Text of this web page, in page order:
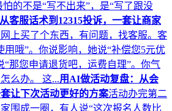
的不是“写不出来”，是“写了跟没
客服话术到12315投诉，一套让商家
上买了个东西，有问题，找客服。客
用哦”。你说影响，她说“补偿您5元优
“那您申请退货吧，运费自理”。你气
么办。 这...用AI做活动复盘：从会
让下次活动更好的方案活动办完第二
围成一圈，有人说“这次报名人数比